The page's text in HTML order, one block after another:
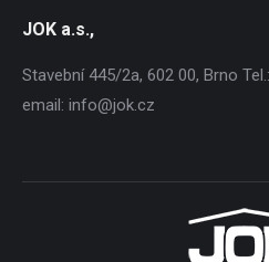
JOK a.s.,
Stavební 445/2a, 602 00, Brno
email: info@jok.cz